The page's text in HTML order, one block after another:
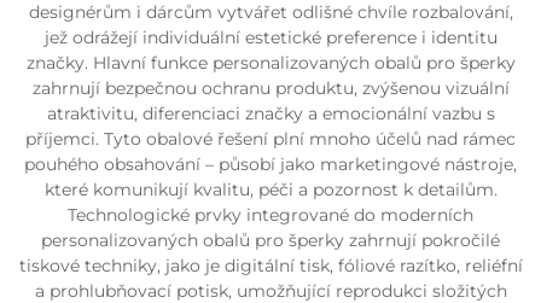
designérům i dárcům vytvářet odlišné chvíle rozbalování,
jež odrážejí individuální estetické preference i identitu
značky. Hlavní funkce personalizovaných obalů pro šperky
zahrnují bezpečnou ochranu produktu, zvýšenou vizuální
atraktivitu, diferenciaci značky a emocionální vazbu s
příjemci. Tyto obalové řešení plní mnoho účelů nad rámec
pouhého obsahování – působí jako marketingové nástroje,
které komunikují kvalitu, péči a pozornost k detailům.
Technologické prvky integrované do moderních
personalizovaných obalů pro šperky zahrnují pokročilé
tiskové techniky, jako je digitální tisk, fóliové razítko, reliéfní
a prohlubňovací potisk, umožňující reprodukci složitých